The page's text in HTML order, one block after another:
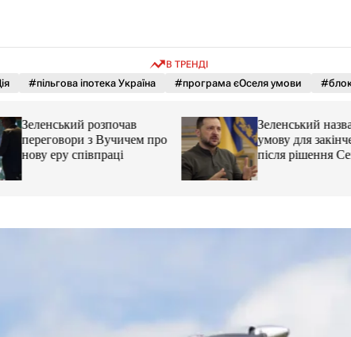
В ТРЕНДІ
#пільгова іпотека Україна #програма єОселя умови
Зеленський розпочав
переговори з Вучичем про
нову еру співпраці
Зеленський
умову для
після рішення